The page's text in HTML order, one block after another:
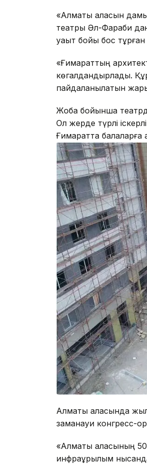
«Алматы қаласын
театры Әл-Фараби
уақыт бойы бос
«Ғимараттың
көгалдандырлады.
пайдаланылатын
Жоба бойынша
Ол жерде түрлі
Ғимаратта балаларға
Алматы қаласында
заманауи конгресс-
«Алматы қаласының
инфрақұрылым